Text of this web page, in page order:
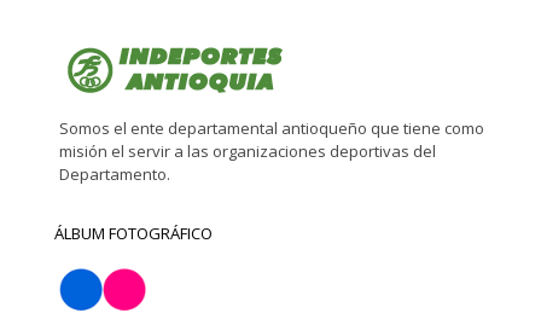
Somos el ente departamental antioqueño que tiene como
misión el servir a las organizaciones deportivas del
Departamento.
ÁLBUM FOTOGRÁFICO